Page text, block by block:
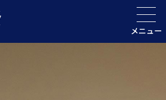
メニュー